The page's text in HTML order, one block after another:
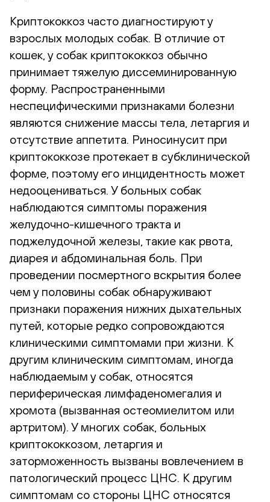
Криптококкоз часто диагностируют у
взрослых молодых собак. В отличие от
кошек, у собак криптококкоз обычно
принимает тяжелую диссеминированную
форму. Распространенными
неспецифическими признаками болезни
являются снижение массы тела, летаргия и
отсутствие аппетита. Риносинусит при
криптококкозе протекает в субклинической
форме, поэтому его инцидентность может
недооцениваться. У больных собак
наблюдаются симптомы поражения
желудочно-кишечного тракта и
поджелудочной железы, такие как рвота,
диарея и абдоминальная боль. При
проведении посмертного вскрытия более
чем у половины собак обнаруживают
признаки поражения нижних дыхательных
путей, которые редко сопровождаются
клиническими симптомами при жизни. К
другим клиническим симптомам, иногда
наблюдаемым у собак, относятся
периферическая лимфаденомегалия и
хромота (вызванная остеомиелитом или
артритом). У многих собак, больных
криптококкозом, летаргия и
заторможенность вызваны вовлечением в
патологический процесс ЦНС. К другим
симптомам со стороны ЦНС относятся